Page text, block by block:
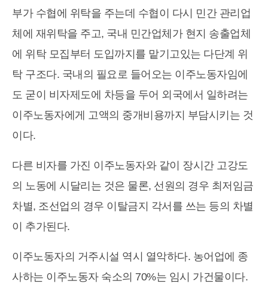
부가 수협에 위탁을 주는데 수협이 다시 민간 관리업
체에 재위탁을 주고, 국내 민간업체가 현지 송출업체
에 위탁 모집부터 도입까지를 맡기고있는 다단계 위
탁 구조다. 국내의 필요로 들어오는 이주노동자임에
도 굳이 비자제도에 차등을 두어 외국에서 일하려는
이주노동자에게 고액의 중개비용까지 부담시키는 것
이다.
다른 비자를 가진 이주노동자와 같이 장시간 고강도
의 노동에 시달리는 것은 물론, 선원의 경우 최저임금
차별, 조선업의 경우 이탈금지 각서를 쓰는 등의 차별
이 추가된다.
이주노동자의 거주시설 역시 열악하다. 농어업에 종
사하는 이주노동자 숙소의 70%는 임시 가건물이다.